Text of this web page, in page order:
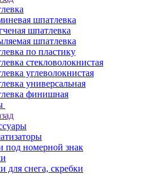
шпатлевка
шпатлевка
шпатлевка
по пластику
стекловолокнистая
углеволокнистая
универсальная
финишная
под номерной знак
для снега, скребки